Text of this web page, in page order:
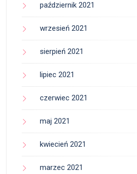
październik 2021
wrzesień 2021
sierpień 2021
lipiec 2021
czerwiec 2021
maj 2021
kwiecień 2021
marzec 2021